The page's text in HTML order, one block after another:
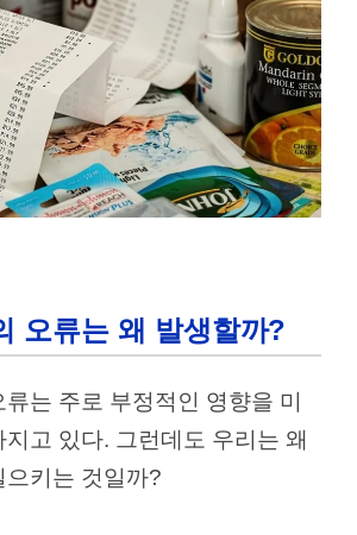
오류는 왜 발생할까?
는 주로 부정적인 영향을 미
고 있다. 그런데도 우리는 왜
으키는 것일까?